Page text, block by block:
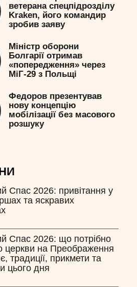
ветерана спецпідрозділу
Kraken, його командир
зробив заяву
Міністр оборони
Болгарії отримав
«попередження» через
МіГ-29 з Польщі
Федоров презентував
нову концепцію
мобілізації без масового
розшуку
Спас 2026: привітання у
та яскравих
Спас 2026: що потрібно
церкви на Преображення
традиції, прикмети та
цього дня